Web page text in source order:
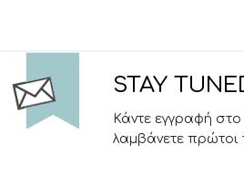
STAY
Κάντε εγγραφή
λαμβάνετε πρώτοι